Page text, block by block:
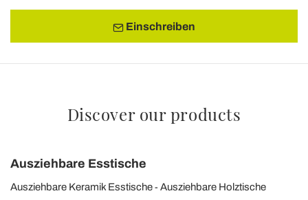
Einschreiben
Discover our products
Ausziehbare Esstische
Ausziehbare Keramik Esstische
Ausziehbare Holztische